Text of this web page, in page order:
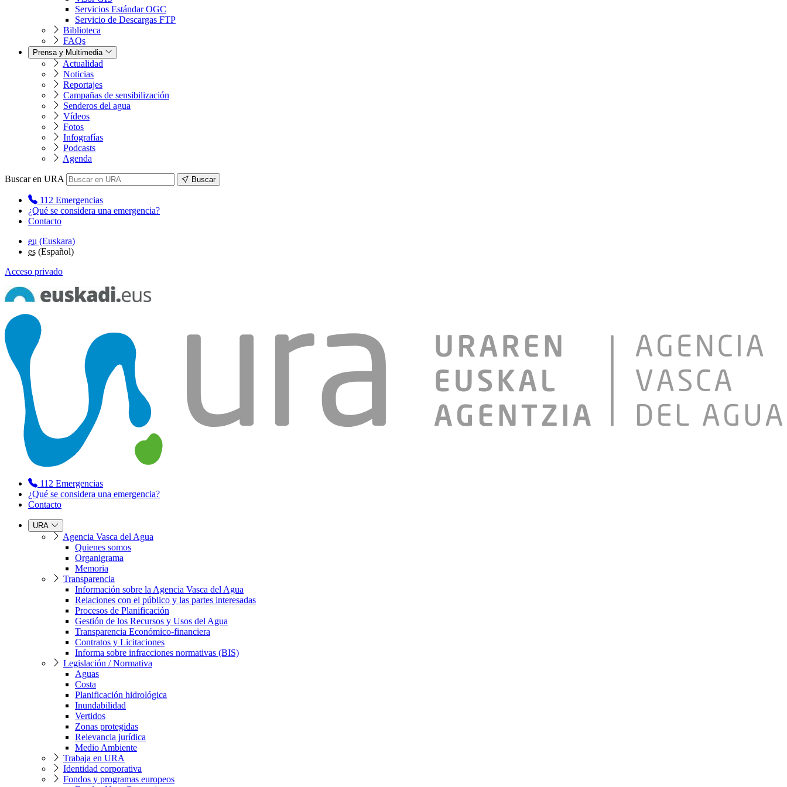
Servicios Estándar OGC
Servicio de Descargas FTP
Biblioteca
FAQs
Prensa y Multimedia
Actualidad
Noticias
Reportajes
Campañas de sensibilización
Senderos del agua
Vídeos
Fotos
Infografías
Podcasts
Agenda
Buscar en URA Buscar
112 Emergencias
¿Qué se considera una emergencia?
Contacto
eu (Euskara)
es (Español)
Acceso privado
112 Emergencias
¿Qué se considera una emergencia?
Contacto
URA
Agencia Vasca del Agua
Quienes somos
Organigrama
Memoria
Transparencia
Información sobre la Agencia Vasca del Agua
Relaciones con el público y las partes interesadas
Procesos de Planificación
Gestión de los Recursos y Usos del Agua
Transparencia Económico-financiera
Contratos y Licitaciones
Informa sobre infracciones normativas (BIS)
Legislación / Normativa
Aguas
Costa
Planificación hidrológica
Inundabilidad
Vertidos
Zonas protegidas
Relevancia jurídica
Medio Ambiente
Trabaja en URA
Identidad corporativa
Fondos y programas europeos